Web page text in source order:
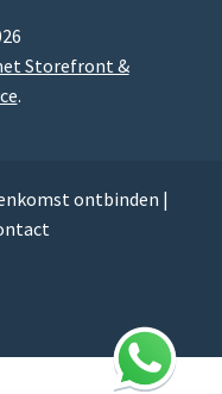
Storefront &
.
ontbinden |